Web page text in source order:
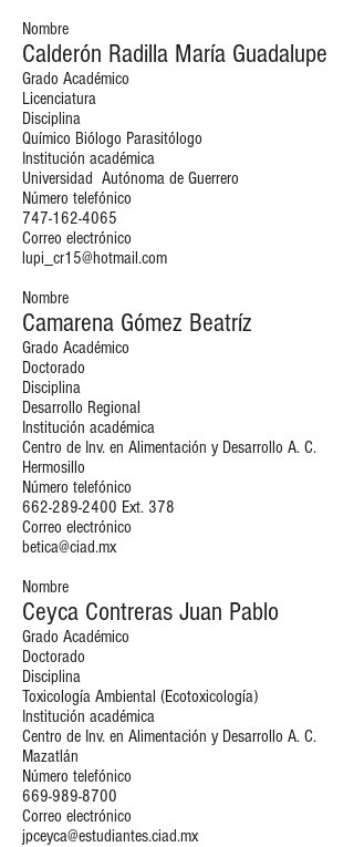
Nombre
Calderón Radilla María Guadalupe
Grado Académico
Licenciatura
Disciplina
Químico Biólogo Parasitólogo
Institución académica
Universidad Autónoma de Guerrero
Número telefónico
747-162-4065
Correo electrónico
lupi_cr15@hotmail.com
Nombre
Camarena Gómez Beatríz
Grado Académico
Doctorado
Disciplina
Desarrollo Regional
Institución académica
Centro de Inv. en Alimentación y Desarrollo A. C.
Hermosillo
Número telefónico
662-289-2400 Ext. 378
Correo electrónico
betica@ciad.mx
Nombre
Ceyca Contreras Juan Pablo
Grado Académico
Doctorado
Disciplina
Toxicología Ambiental (Ecotoxicología)
Institución académica
Centro de Inv. en Alimentación y Desarrollo A. C.
Mazatlán
Número telefónico
669-989-8700
Correo electrónico
jpceyca@estudiantes.ciad.mx